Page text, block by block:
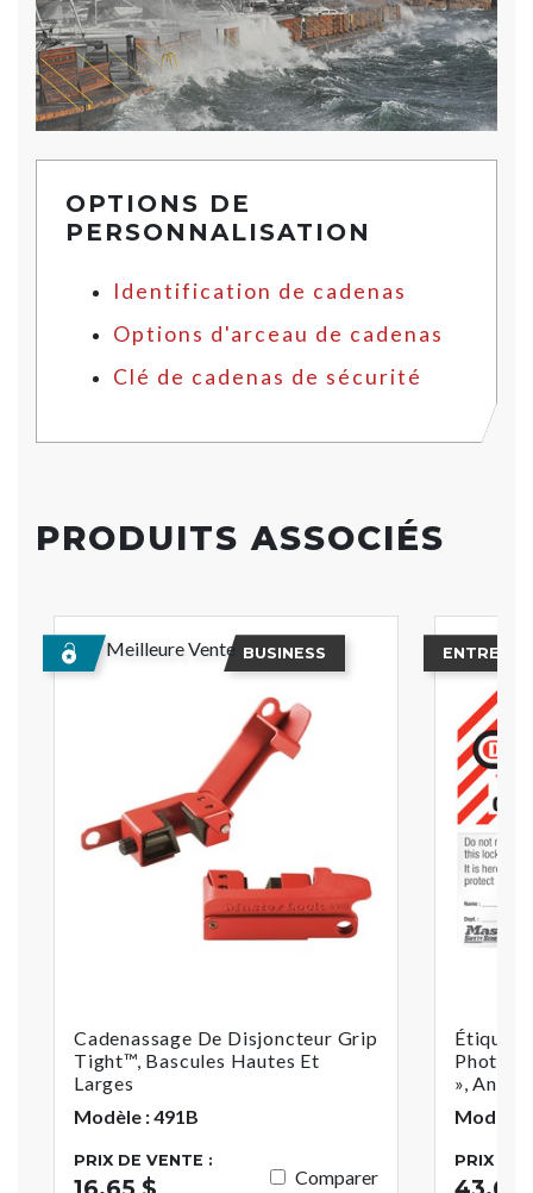
OPTIONS DE
PERSONNALISATION
Identification de cadenas
Options d'arceau de cadenas
Clé de cadenas de sécurité
PRODUITS ASSOCIÉS
Meilleure Vente BUSINESS
Cadenassage De Disjoncteur Grip
Tight™, Bascules Hautes Et
Larges
Modèle : 491B
PRIX DE VENTE :
Comparer
Photo «
»,
Modèle :
PRIX DE